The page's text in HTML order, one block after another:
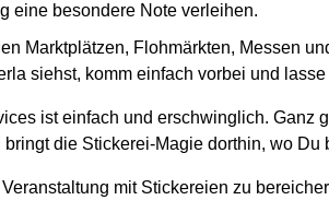
eine besondere Note verleihen.
Marktplätzen, Flohmärkten, Messen
siehst, komm einfach vorbei und
ist einfach und erschwinglich.
die Stickerei-Magie dorthin, wo Du
mit Stickereien zu